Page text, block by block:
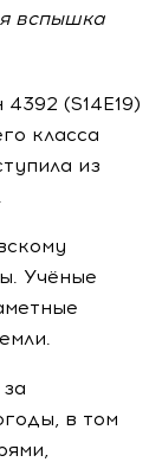
вспышка
(S14E19)
класса
из
Учёные
в том